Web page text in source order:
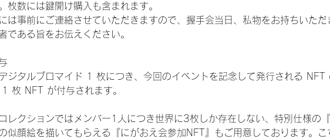
枚数には鍵開け購入も含まれます。
は事前にご連絡させていただきますので、握手会当日、私物をお持ちいた
である旨をお伝えください。
ジタルブロマイド 1 枚につき、今回のイベントを記念して発行される NFT
枚 NFT が付与されます。
レクションではメンバー1人につき世界に3枚しか存在しない、特別仕様の
似顔絵を描いてもらえる『にがおえ会参加NFT』もご用意しております。